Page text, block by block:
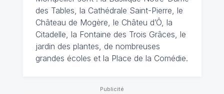
des Tables, la Cathédrale Saint-Pierre, le
Château de Mogère, le Châteu d’Ô, la
Citadelle, la Fontaine des Trois Grâces, le
jardin des plantes, de nombreuses
grandes écoles et la Place de la Comédie.